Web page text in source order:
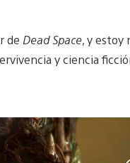
de Dead Space, y estoy
y ciencia